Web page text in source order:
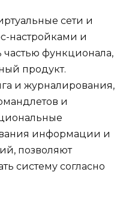
сети и
настройками и
функционала,
продукт.
и журналирования,
и
информации и
позволяют
систему согласно